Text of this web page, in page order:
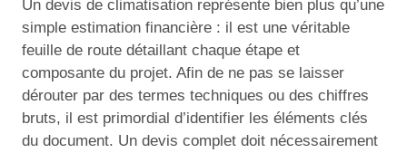
Un devis de climatisation représente bien plus qu’une
simple estimation financière : il est une véritable
feuille de route détaillant chaque étape et
composante du projet. Afin de ne pas se laisser
dérouter par des termes techniques ou des chiffres
bruts, il est primordial d’identifier les éléments clés
du document. Un devis complet doit nécessairement